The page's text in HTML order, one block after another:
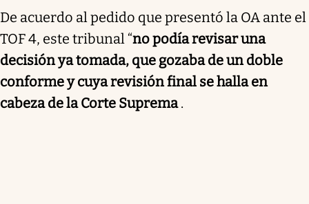
De acuerdo al pedido que presentó la OA ante el
TOF 4, este tribunal “no podía revisar una
decisión ya tomada, que gozaba de un doble
conforme y cuya revisión final se halla en
cabeza de la Corte Suprema.